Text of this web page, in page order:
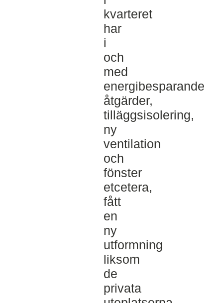
kvarteret
har
i
och
med
energibesparande
åtgärder,
tilläggsisolering,
ny
ventilation
och
fönster
etcetera,
fått
en
ny
utformning
liksom
de
privata